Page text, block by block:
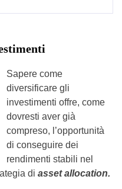
Sapere come
diversificare gli
investimenti offre, come
dovresti aver già
compreso, l’opportunità
di conseguire dei
rendimenti stabili nel
di asset allocation.